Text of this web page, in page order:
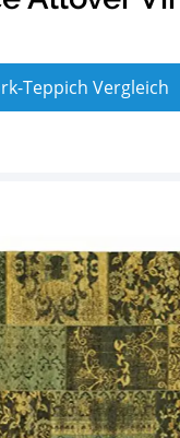
Teppich Vergleich